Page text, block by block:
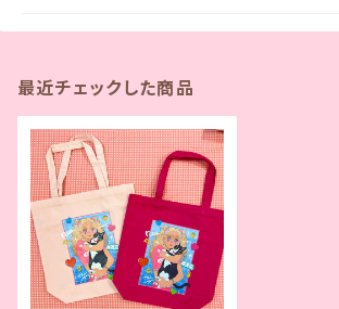
最近チェックした商品